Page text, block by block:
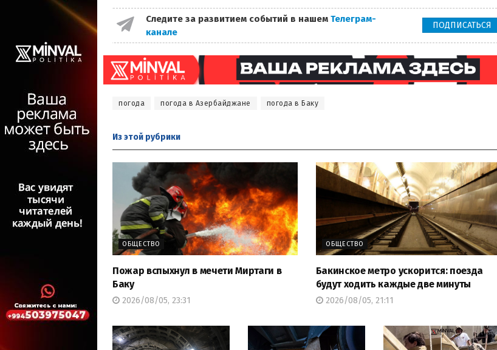
Следите за развитием событий в нашем Телеграм-
канале
ПОДПИСАТЬСЯ
погода погода в Азербайджане погода в Баку
Из этой рубрики
ОБЩЕСТВО
Пожар вспыхнул в мечети Миртаги в
Баку
2026/08/05, 23:31
ОБЩЕСТВО
Бакинское метро ускорится: поезда
будут ходить каждые две минуты
2026/08/05, 21:11